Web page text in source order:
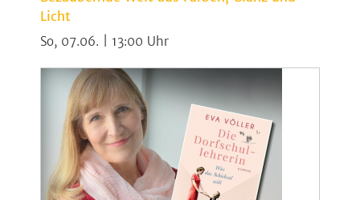
Licht
So, 07.06. | 13:00